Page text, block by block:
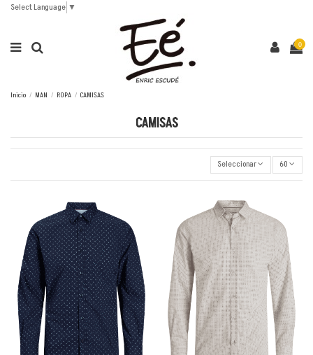
Select Language ▼
0
Inicio MAN ROPA CAMISAS
CAMISAS
Seleccionar 60